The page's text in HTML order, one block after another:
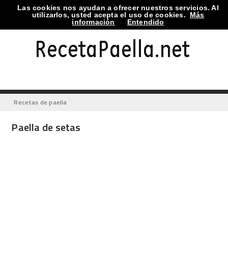
Recetas de paella
Paella de setas
Las cookies nos ayudan a ofrecer nuestros servicios. Al
utilizarlos, usted acepta el uso de cookies.
Más
información
Entendido